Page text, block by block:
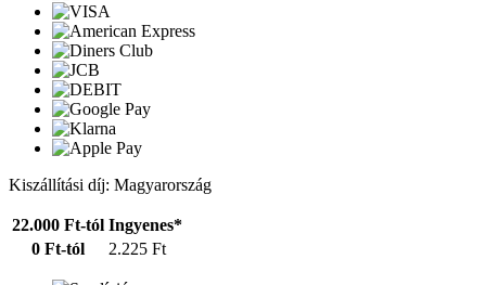
Kiszállítási díj: Magyarország
22.000 Ft-tól Ingyenes*
0 Ft-tól
2.225 Ft